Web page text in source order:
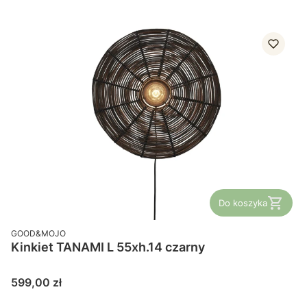
Do koszyka
PRODUCENT
GOOD&MOJO
Kinkiet TANAMI L 55xh.14 czarny
Cena
599,00 zł